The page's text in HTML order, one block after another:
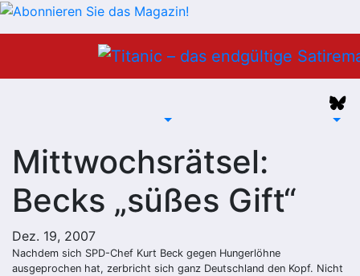
Mittwochsrätsel:
Becks „süßes Gift“
Dez. 19, 2007
Nachdem sich SPD-Chef Kurt Beck gegen Hungerlöhne
ausgeprochen hat, zerbricht sich ganz Deutschland den Kopf. Nicht